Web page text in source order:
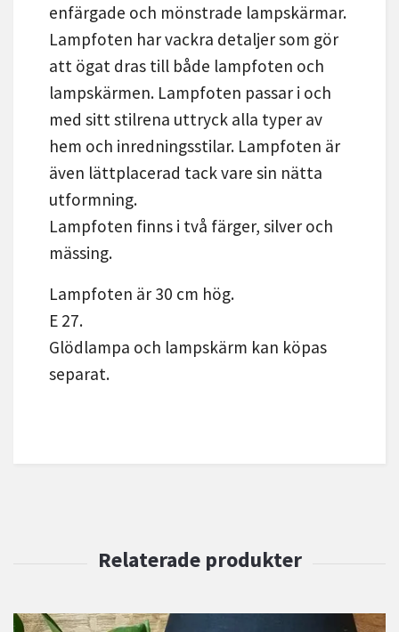
enfärgade och mönstrade lampskärmar.
Lampfoten har vackra detaljer som gör
att ögat dras till både lampfoten och
lampskärmen. Lampfoten passar i och
med sitt stilrena uttryck alla typer av
hem och inredningsstilar. Lampfoten är
även lättplacerad tack vare sin nätta
utformning.
Lampfoten finns i två färger, silver och
mässing.
Lampfoten är 30 cm hög.
E 27.
Glödlampa och lampskärm kan köpas
separat.